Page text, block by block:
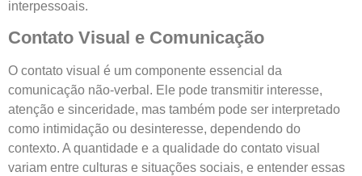
interpessoais.
Contato Visual e Comunicação
O contato visual é um componente essencial da
comunicação não-verbal. Ele pode transmitir interesse,
atenção e sinceridade, mas também pode ser interpretado
como intimidação ou desinteresse, dependendo do
contexto. A quantidade e a qualidade do contato visual
variam entre culturas e situações sociais, e entender essas